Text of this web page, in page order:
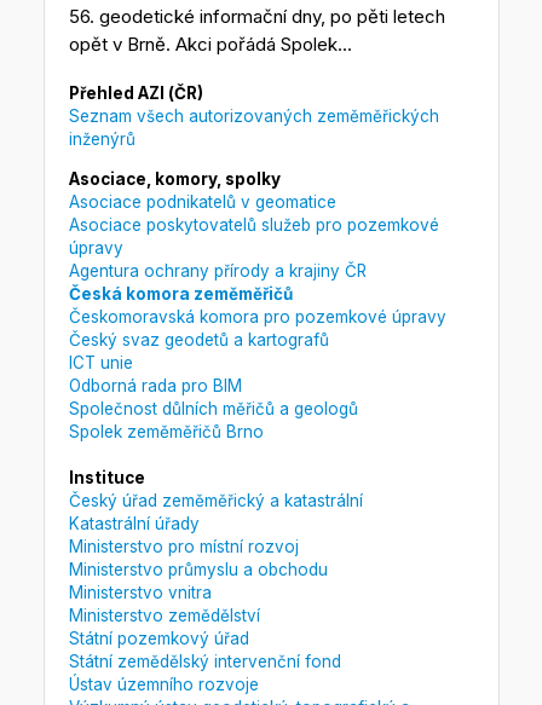
56. geodetické informační dny, po pěti letech
opět v Brně. Akci pořádá Spolek...
Přehled AZI (ČR)
Seznam všech autorizovaných zeměměřických
inženýrů
Asociace, komory, spolky
Asociace podnikatelů v geomatice
Asociace poskytovatelů služeb pro pozemkové
úpravy
Agentura ochrany přírody a krajiny ČR
Česká komora zeměměřičů
Českomoravská komora pro pozemkové úpravy
Český svaz geodetů a kartografů
ICT unie
Odborná rada pro BIM
Společnost důlních měřičů a geologů
Spolek zeměměřičů Brno
Instituce
Český úřad zeměměřický a katastrální
Katastrální úřady
Ministerstvo pro místní rozvoj
Ministerstvo průmyslu a obchodu
Ministerstvo vnitra
Ministerstvo zemědělství
Státní pozemkový úřad
Státní zemědělský intervenční fond
Ústav územního rozvoje